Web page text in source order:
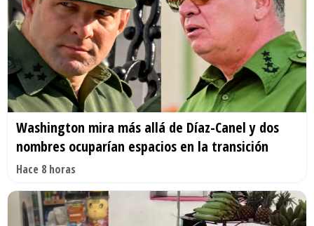
Washington mira más allá de Díaz-Canel y dos
nombres ocuparían espacios en la transición
Hace 8 horas